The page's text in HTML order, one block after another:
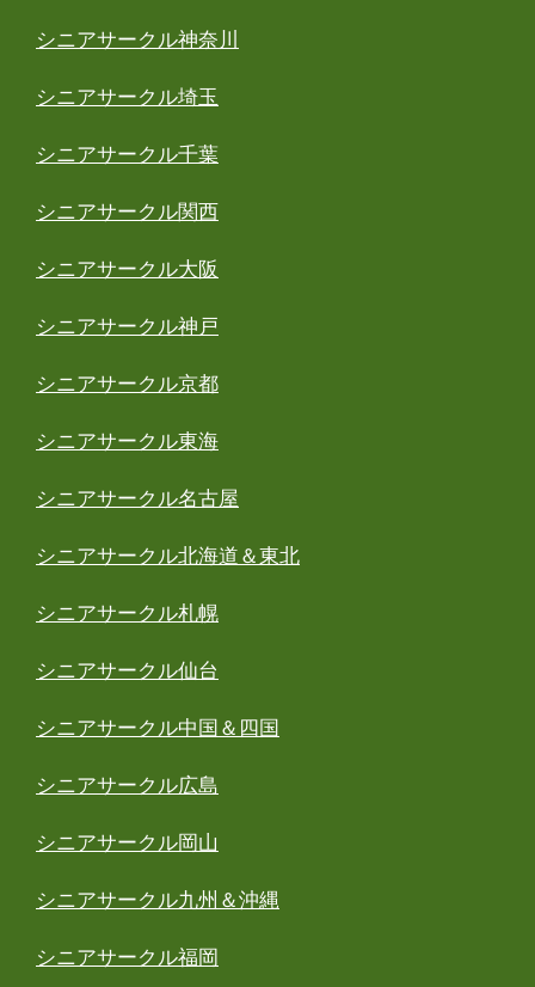
シニアサークル神奈川
シニアサークル埼玉
シニアサークル千葉
シニアサークル関西
シニアサークル大阪
シニアサークル神戸
シニアサークル京都
シニアサークル東海
シニアサークル名古屋
シニアサークル北海道＆東北
シニアサークル札幌
シニアサークル仙台
シニアサークル中国＆四国
シニアサークル広島
シニアサークル岡山
シニアサークル九州＆沖縄
シニアサークル福岡